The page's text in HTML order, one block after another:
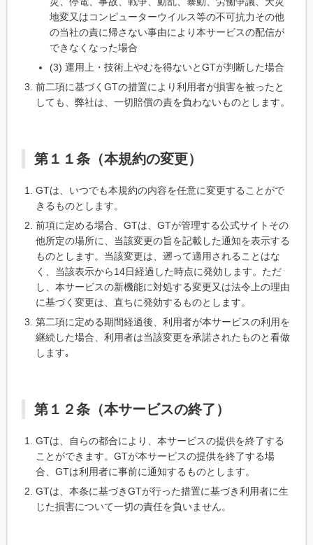
地変又はコンピューターウイルス等の不可抗力その他
の当社の責に帰さない事由により本サービスの配信が
できなくなった場合
(3) 運用上・技術上やむを得ないとGTが判断した場合
前二項に基づくGTの措置により利用者が損害を被ったと
しても、弊社は、一切賠償の責を負わないものとします。
第１１条（本規約の変更）
GTは、いつでも本規約の内容を任意に変更することがで
きるものとします。
前項に定める場合、GTは、GTが管理する公式サイトその
他所定の場所に、当該変更の旨を記載した通知を表示する
ものとします。当該変更は、遡って適用されることはな
く、当該表示から14日経過した時点に発効します。ただ
し、本サービスの新機能に対処する変更又は法令上の理由
に基づく変更は、直ちに発効するものとします。
第二項に定める期間経過後、利用者が本サービスの利用を
継続した場合、利用者は当該変更を承諾されたものと看做
します｡
第１２条（本サービスの終了）
GTは、自らの都合により、本サービスの提供を終了する
ことができます。GTが本サービスの提供を終了する場
合、GTは利用者に事前に通知するものとします。
GTは、本条に基づきGTが行った措置に基づき利用者に生
じた損害について一切の責任を負いません。